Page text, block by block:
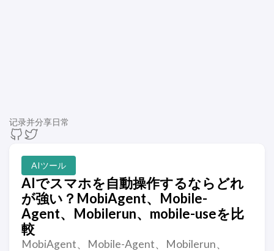
记录并分享日常
AIツール
AIでスマホを自動操作するならどれ
が強い？MobiAgent、Mobile-
Agent、Mobilerun、mobile-useを比
較
MobiAgent、Mobile-Agent、Mobilerun、